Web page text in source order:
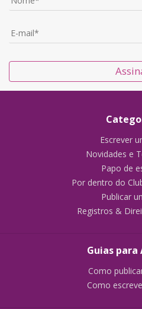
Escrever
Novidades e
Papo de
Por dentro do
Publicar
Registros &
Guias para
Como
Como